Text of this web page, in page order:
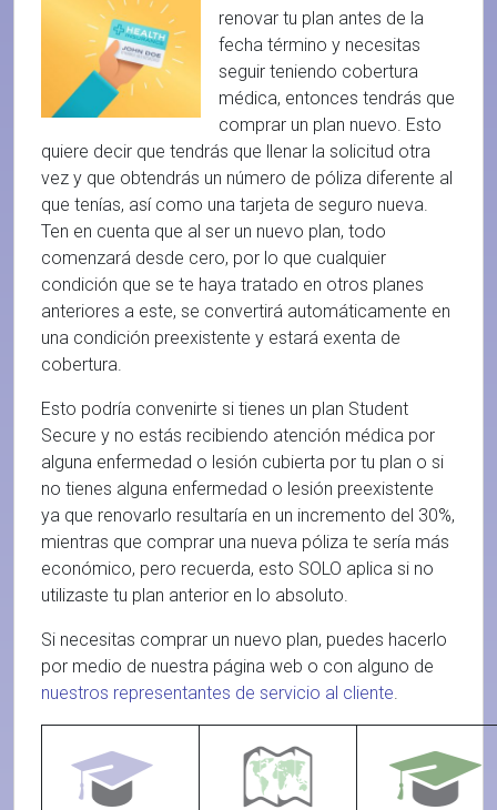
renovar tu plan antes de la
fecha término y necesitas
seguir teniendo cobertura
médica, entonces tendrás que
comprar un plan nuevo. Esto
quiere decir que tendrás que llenar la solicitud otra
vez y que obtendrás un número de póliza diferente al
que tenías, así como una tarjeta de seguro nueva.
Ten en cuenta que al ser un nuevo plan, todo
comenzará desde cero, por lo que cualquier
condición que se te haya tratado en otros planes
anteriores a este, se convertirá automáticamente en
una condición preexistente y estará exenta de
cobertura.
Esto podría convenirte si tienes un plan Student
Secure y no estás recibiendo atención médica por
alguna enfermedad o lesión cubierta por tu plan o si
no tienes alguna enfermedad o lesión preexistente
ya que renovarlo resultaría en un incremento del 30%,
mientras que comprar una nueva póliza te sería más
económico, pero recuerda, esto SOLO aplica si no
utilizaste tu plan anterior en lo absoluto.
Si necesitas comprar un nuevo plan, puedes hacerlo
por medio de nuestra página web o con alguno de
nuestros representantes de servicio al cliente.